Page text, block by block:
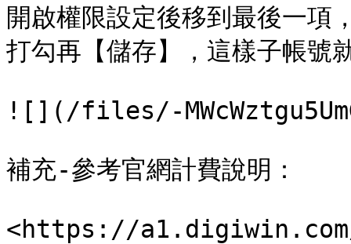
開啟權限設定後移到最後一項
打勾再【儲存】，這樣子帳號
![](/files/-
補充-參考官網計費說明：
<https://